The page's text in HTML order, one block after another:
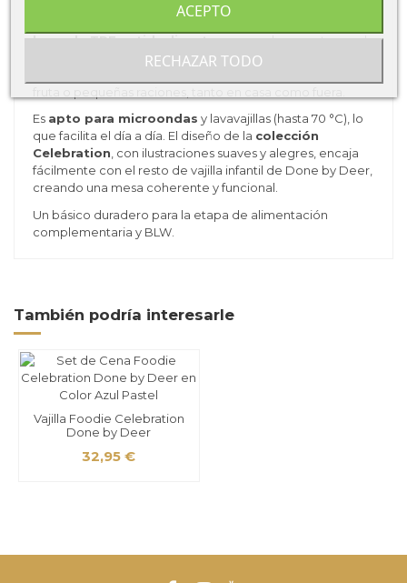
base de TPE antideslizanteque ayuda a mantener el
cuenco en su sitio, reduciendo vuelcos y derrames
Es apto para microondas y lavavajillas (hasta 70 °C), lo
que facilita el día a día. El diseño de la colección
Celebration , con ilustraciones suaves y alegres, encaja
fácilmente con el resto de vajilla infantil de Done by Deer,
creando una mesa coherente y funcional.
Un básico duradero para la etapa de alimentación
complementaria y BLW.
También podría interesarle
Vajilla Foodie Celebration
Done by Deer
32,95 €
RECHAZAR TODO
ACEPTO